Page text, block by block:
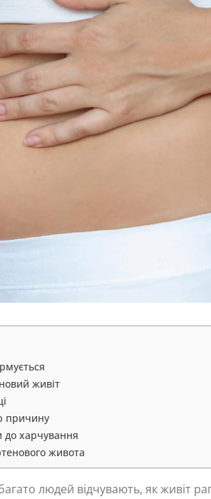
живіт
причину
до харчування
живота
людей відчувають, як живіт